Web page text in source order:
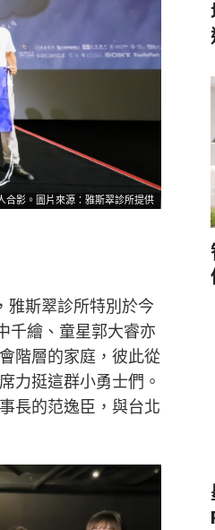
合影。圖片來源：雅斯翠診所提供
雅斯翠診所特別於今
千繪、童星郭大睿亦
階層的家庭，彼此從
力挺這群小勇士們。
長的范逸臣，與台北